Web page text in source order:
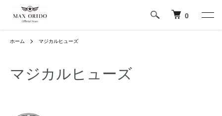
0
ホーム マジカルヒューズ
マジカルヒューズ